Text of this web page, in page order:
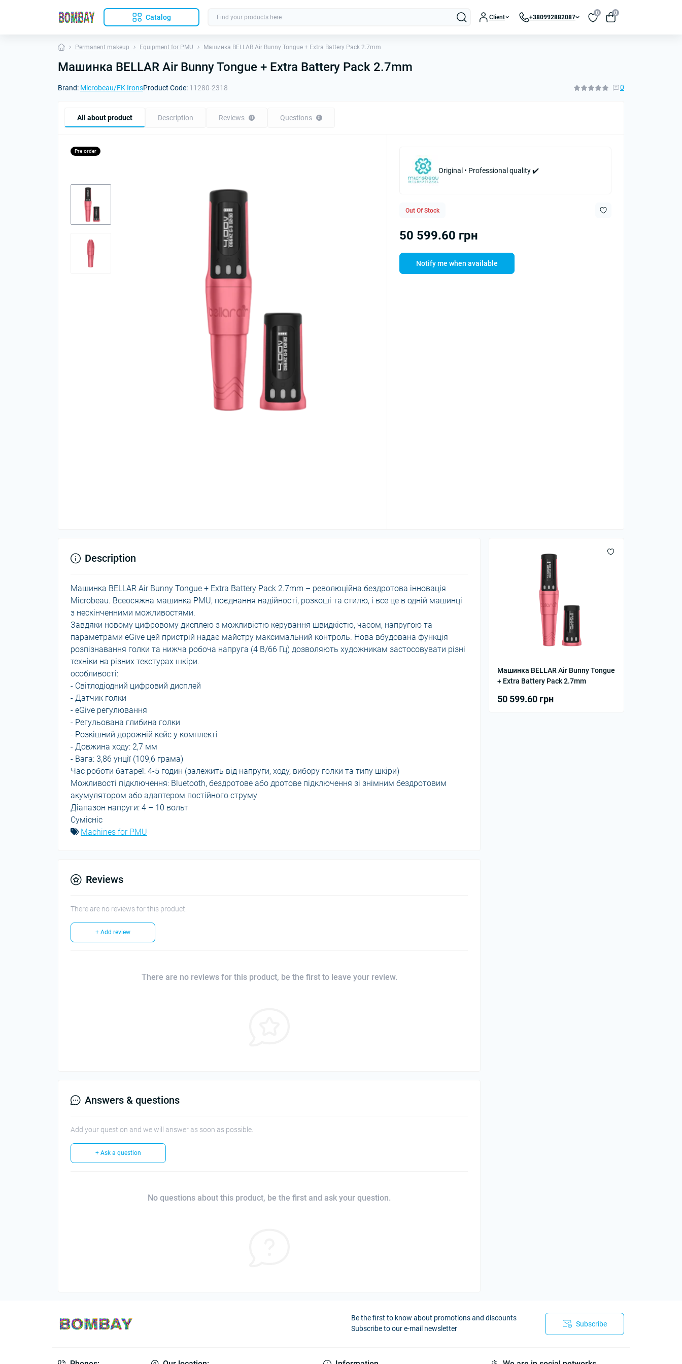
Catalog Client +380992882087
0 0
Permanent makeup Equipment for PMU Машинка BELLAR Air Bunny Tongue + Extra Battery Pack 2.7mm
Машинка BELLAR Air Bunny Tongue + Extra Battery Pack 2.7mm
Brand: Microbeau/FK IronsProduct Code: 11280-2318 0
All about product Description Reviews 0 Questions 0
Pre-order
Original • Professional quality ✔️
Out Of Stock
50 599.60 грн
Notify me when available
Машинка BELLAR Air Bunny Tongue
+ Extra Battery Pack 2.7mm
50 599.60 грн
Description
Машинка BELLAR Air Bunny Tongue + Extra Battery Pack 2.7mm – революційна бездротова інновація
Microbeau. Всеосяжна машинка PMU, поєднання надійності, розкоші та стилю, і все це в одній машинці
з нескінченними можливостями.
Завдяки новому цифровому дисплею з можливістю керування швидкістю, часом, напругою та
параметрами eGive цей пристрій надає майстру максимальний контроль. Нова вбудована функція
розпізнавання голки та нижча робоча напруга (4 В/66 Гц) дозволяють художникам застосовувати різні
техніки на різних текстурах шкіри.
особливості:
- Світлодіодний цифровий дисплей
- Датчик голки
- eGive регулювання
- Регульована глибина голки
- Розкішний дорожній кейс у комплекті
- Довжина ходу: 2,7 мм
- Вага: 3,86 унції (109,6 грама)
Час роботи батареї: 4-5 годин (залежить від напруги, ходу, вибору голки та типу шкіри)
Можливості підключення: Bluetooth, бездротове або дротове підключення зі знімним бездротовим
акумулятором або адаптером постійного струму
Діапазон напруги: 4 – 10 вольт
Сумісніс
Machines for PMU
Reviews
There are no reviews for this product.
+ Add review
There are no reviews for this product, be the first to leave your review.
Answers & questions
Add your question and we will answer as soon as possible.
+ Ask a question
No questions about this product, be the first and ask your question.
Be the first to know about promotions and discounts
Subscribe to our e-mail newsletter
Subscribe